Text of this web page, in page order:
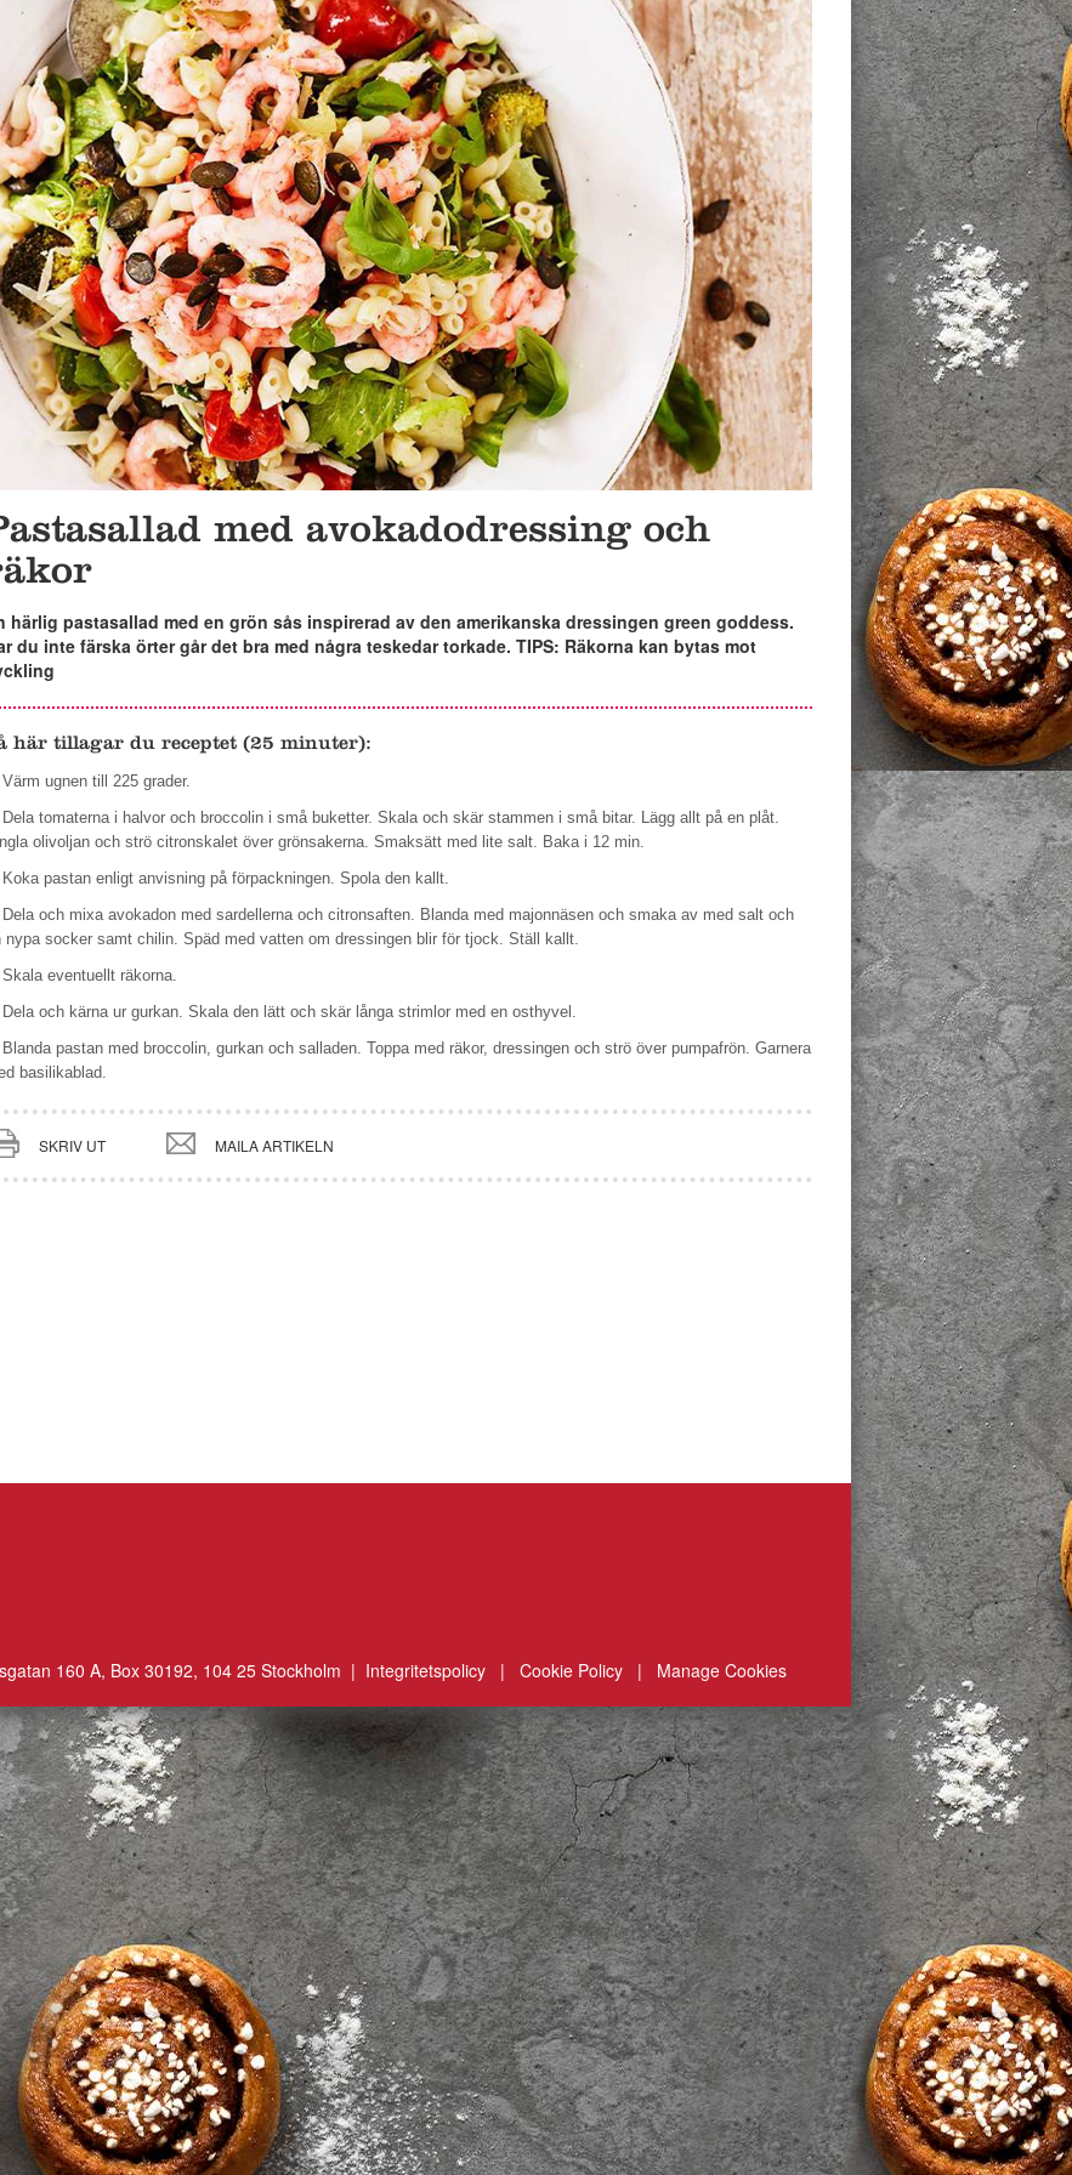
med avokadodressing och
härlig pastasallad med en grön sås inspirerad av den amerikanska dressingen green goddess.
du inte färska örter går det bra med några teskedar torkade. TIPS: Räkorna kan bytas mot
här tillagar du receptet (25 minuter):
ugnen till 225 grader.
tomaterna i halvor och broccolin i små buketter. Skala och skär stammen i små bitar. Lägg allt på en plåt.
olivoljan och strö citronskalet över grönsakerna. Smaksätt med lite salt. Baka i 12 min.
pastan enligt anvisning på förpackningen. Spola den kallt.
och mixa avokadon med sardellerna och citronsaften. Blanda med majonnäsen och smaka av med salt och
nypa socker samt chilin. Späd med vatten om dressingen blir för tjock. Ställ kallt.
eventuellt räkorna.
och kärna ur gurkan. Skala den lätt och skär långa strimlor med en osthyvel.
pastan med broccolin, gurkan och salladen. Toppa med räkor, dressingen och strö över pumpafrön. Garnera
basilikablad.
SKRIV UT MAILA ARTIKELN
160 A, Box 30192, 104 25 Stockholm | Integritetspolicy | Cookie Policy| Manage Cookies